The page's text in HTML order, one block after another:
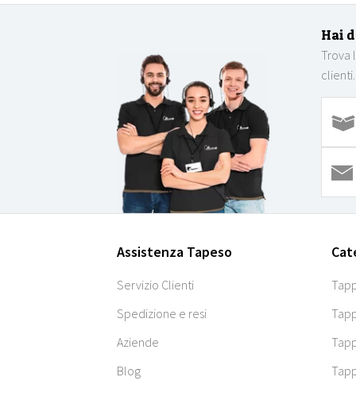
Hai
Trova
clienti.
Assistenza Tapeso
Servizio Clienti
Spedizione e resi
Aziende
Blog